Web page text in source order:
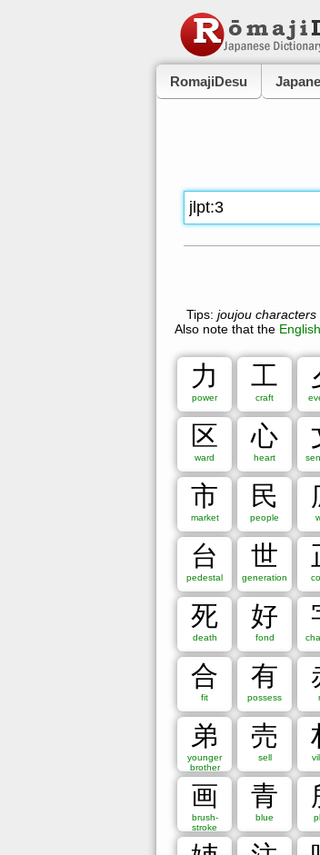
RomajiDesu
Secondary school
Number of
1 2 3 4
15
16
27
28 29
Radical:
丶 ノ 亅
又
土 士 夊
弓
彳 心 戶
爪 爿
示 禸 穴 立 米
虍 虫 行 衣
隶 青
鹵
麻 黃 黑
Kanji components
Multi-radical
Tips: joujou characters
Also note that the
力
power
工
craft
区
ward
心
heart
市
market
民
people
台
pedestal
世
generation
死
death
好
fond
合
fit
有
possess
弟
younger
brother
売
sell
画
brush-
stroke
青
blue